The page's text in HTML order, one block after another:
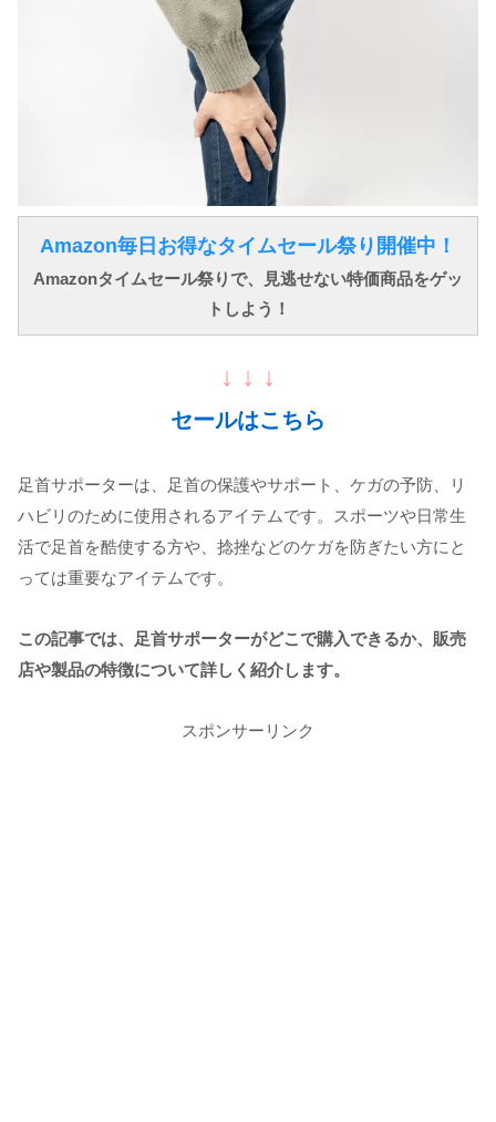
Amazon毎日お得なタイムセール祭り開催中！
Amazonタイムセール祭りで、見逃せない特価商品をゲッ
トしよう！
↓ ↓ ↓
セールはこちら
足首サポーターは、足首の保護やサポート、ケガの予防、リ
ハビリのために使用されるアイテムです。スポーツや日常生
活で足首を酷使する方や、捻挫などのケガを防ぎたい方にと
っては重要なアイテムです。
この記事では、足首サポーターがどこで購入できるか、販売
店や製品の特徴について詳しく紹介します。
スポンサーリンク